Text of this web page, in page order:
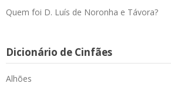
Quem foi D. Luís de Noronha e Távora?
Dicionário de Cinfães
Alhões